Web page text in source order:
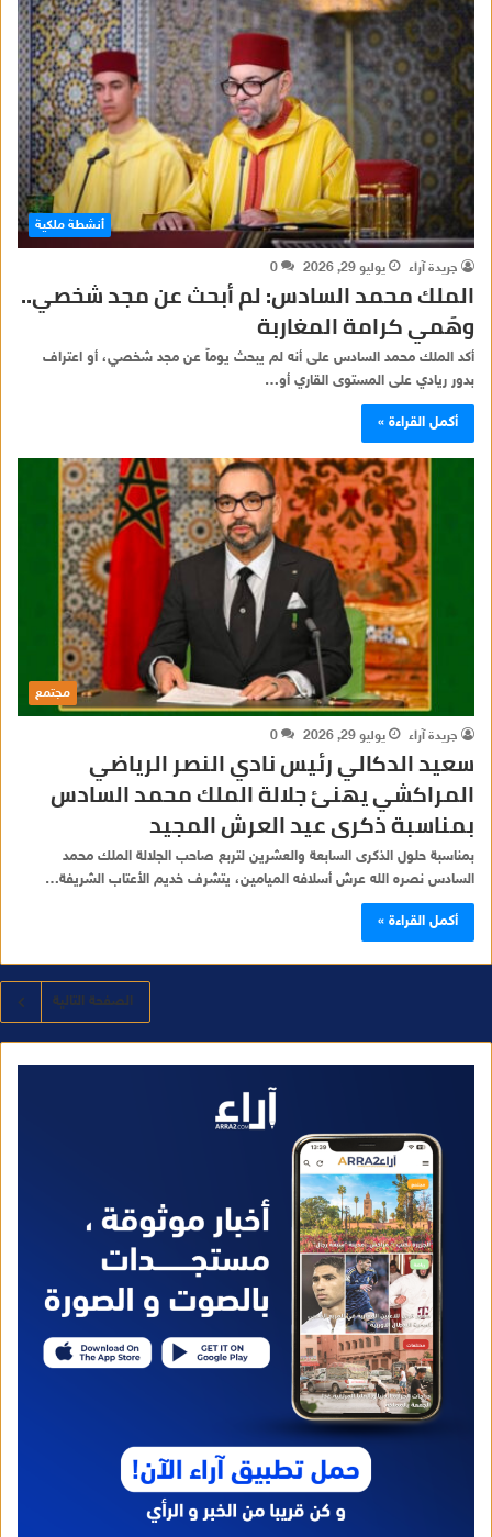
أنشطة ملكية
جريدة آراء يوليو 29, 2026 0
الملك محمد السادس: لم أبحث عن مجد شخصي..
وهَمي كرامة المغاربة
أكد الملك محمد السادس على أنه لم يبحث يوماً عن مجد شخصي، أو اعتراف
بدور ريادي على المستوى القاري أو…
أكمل القراءة »
مجتمع
جريدة آراء يوليو 29, 2026 0
سعيد الدكالي رئيس نادي النصر الرياضي
المراكشي يهنئ جلالة الملك محمد السادس
بمناسبة ذكرى عيد العرش المجيد
بمناسبة حلول الذكرى السابعة والعشرين لتربع صاحب الجلالة الملك محمد
السادس نصره الله عرش أسلافه الميامين، يتشرف خديم الأعتاب الشريفة…
أكمل القراءة »
الصفحة التالية